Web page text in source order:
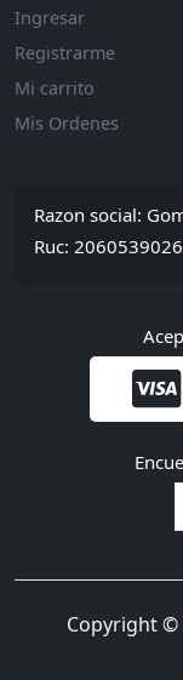
Ingresar
Registrarme
Mi carrito
Mis Ordenes
Razon social:
Ruc:
Copyright ©